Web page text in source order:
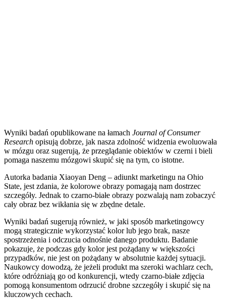
Wyniki badań opublikowane na łamach Journal of Consumer
Research opisują dobrze, jak nasza zdolność widzenia ewoluowała
w mózgu oraz sugerują, że przeglądanie obiektów w czerni i bieli
pomaga naszemu mózgowi skupić się na tym, co istotne.
Autorka badania Xiaoyan Deng – adiunkt marketingu na Ohio
State, jest zdania, że kolorowe obrazy pomagają nam dostrzec
szczegóły. Jednak to czarno-białe obrazy pozwalają nam zobaczyć
cały obraz bez wikłania się w zbędne detale.
Wyniki badań sugerują również, w jaki sposób marketingowcy
mogą strategicznie wykorzystać kolor lub jego brak, nasze
spostrzeżenia i odczucia odnośnie danego produktu. Badanie
pokazuje, że podczas gdy kolor jest pożądany w większości
przypadków, nie jest on pożądany w absolutnie każdej sytuacji.
Naukowcy dowodzą, że jeżeli produkt ma szeroki wachlarz cech,
które odróżniają go od konkurencji, wtedy czarno-białe zdjęcia
pomogą konsumentom odrzucić drobne szczegóły i skupić się na
kluczowych cechach.